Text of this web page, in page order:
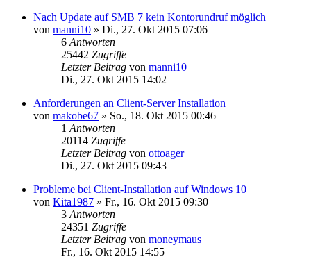
Nach Update auf SMB 7 kein Kontorundruf möglich
von manni10 » Di., 27. Okt 2015 07:06
6 Antworten
25442 Zugriffe
Letzter Beitrag von manni10
Di., 27. Okt 2015 14:02
Anforderungen an Client-Server Installation
von makobe67 » So., 18. Okt 2015 00:46
1 Antworten
20114 Zugriffe
Letzter Beitrag von ottoager
Di., 27. Okt 2015 09:43
Probleme bei Client-Installation auf Windows 10
von Kita1987 » Fr., 16. Okt 2015 09:30
3 Antworten
24351 Zugriffe
Letzter Beitrag von moneymaus
Fr., 16. Okt 2015 14:55